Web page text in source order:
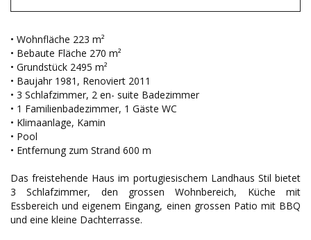
• Wohnfläche 223 m²
• Bebaute Fläche 270 m²
• Grundstück 2495 m²
• Baujahr 1981, Renoviert 2011
• 3 Schlafzimmer, 2 en- suite Badezimmer
• 1 Familienbadezimmer, 1 Gäste WC
• Klimaanlage, Kamin
• Pool
• Entfernung zum Strand 600 m
Das freistehende Haus im portugiesischem Landhaus Stil bietet
3 Schlafzimmer, den grossen Wohnbereich, Küche mit
Essbereich und eigenem Eingang, einen grossen Patio mit BBQ
und eine kleine Dachterrasse.